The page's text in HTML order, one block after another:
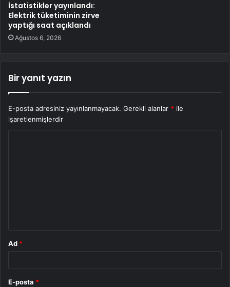
İstatistikler yayınlandı:
Elektrik tüketiminin zirve
yaptığı saat açıklandı
Ağustos 6, 2026
Bir yanıt yazın
E-posta adresiniz yayınlanmayacak. Gerekli alanlar * ile
işaretlenmişlerdir
Ad *
E-posta *